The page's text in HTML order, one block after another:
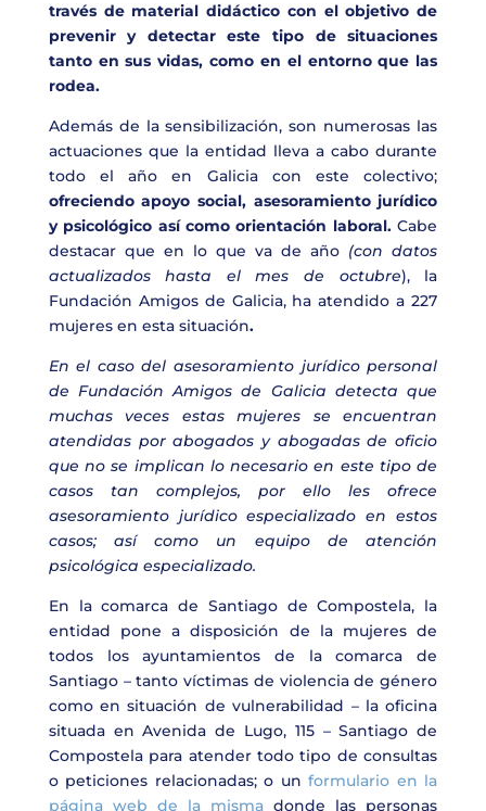
través de material didáctico con el objetivo de
prevenir y detectar este tipo de situaciones
tanto en sus vidas, como en el entorno que las
rodea.
Además de la sensibilización, son numerosas las
actuaciones que la entidad lleva a cabo durante
todo el año en Galicia con este colectivo;
ofreciendo apoyo social, asesoramiento jurídico
y psicológico así como orientación laboral.Cabe
destacar que en lo que va de año (con datos
actualizados hasta el mes de octubre), la
Fundación Amigos de Galicia, ha atendido a 227
mujeres en esta situación.
En el caso del asesoramiento jurídico personal
de Fundación Amigos de Galicia detecta que
muchas veces estas mujeres se encuentran
atendidas por abogados y abogadas de oficio
que no se implican lo necesario en este tipo de
casos tan complejos, por ello les ofrece
asesoramiento jurídico especializado en estos
casos; así como un equipo de atención
psicológica especializado.
En la comarca de Santiago de Compostela, la
entidad pone a disposición de la mujeres de
todos los ayuntamientos de la comarca de
Santiago – tanto víctimas de violencia de género
como en situación de vulnerabilidad – la oficina
situada en Avenida de Lugo, 115 – Santiago de
Compostela para atender todo tipo de consultas
o peticiones relacionadas; o unformulario en la
página web de la misma donde las personas